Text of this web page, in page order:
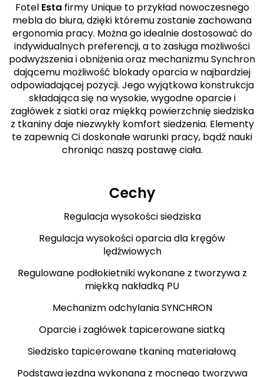
Fotel Estafirmy Unique to przykład nowoczesnego
mebla do biura, dzięki któremu zostanie zachowana
ergonomia pracy. Można go idealnie dostosować do
indywidualnych preferencji, a to zasługa możliwości
podwyższenia i obniżenia oraz mechanizmu Synchron
dającemu możliwość blokady oparcia w najbardziej
odpowiadającej pozycji. Jego wyjątkowa konstrukcja
składająca się na wysokie, wygodne oparcie i
zagłówek z siatki oraz miękką powierzchnię siedziska
z tkaniny daje niezwykły komfort siedzenia. Elementy
te zapewnią Ci doskonałe warunki pracy, bądź nauki
chroniąc naszą postawę ciała.
Cechy
Regulacja wysokości siedziska
Regulacja wysokości oparcia dla kręgów
lędźwiowych
Regulowane podłokietniki wykonane z tworzywa z
miękką nakładką PU
Mechanizm odchylania SYNCHRON
Oparcie i zagłówek tapicerowane siatką
Siedzisko tapicerowane tkaniną materiałową
Podstawa jezdna wykonana z mocnego tworzywa